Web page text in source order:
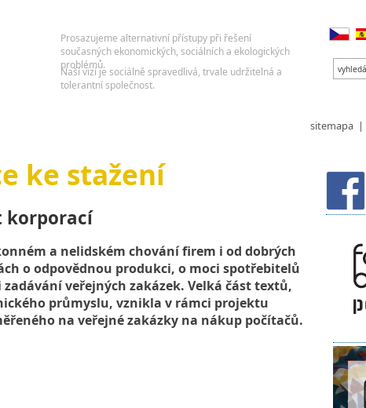
sitemapa |
ke stažení
korporací
a nelidském chování firem i od dobrých
o odpovědnou produkci, o moci spotřebitelů
veřejných zakázek. Velká část textů,
průmyslu, vznikla v rámci projektu
na veřejné zakázky na nákup počítačů.